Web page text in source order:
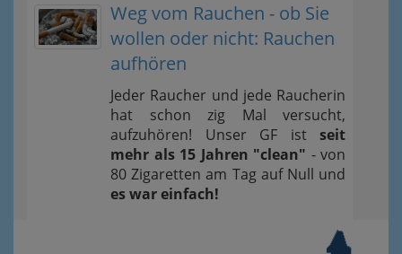
Weg vom Rauchen - ob Sie
wollen oder nicht: Rauchen
aufhören
Jeder Raucher und jede Raucherin
hat schon zig Mal versucht,
aufzuhören! Unser GF ist seit
mehr als 15 Jahren "clean" - von
80 Zigaretten am Tag auf Null und
es war einfach!